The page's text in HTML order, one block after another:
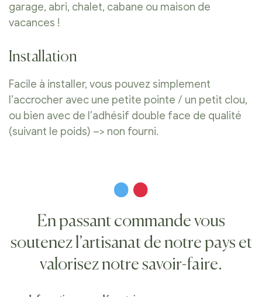
garage, abri, chalet, cabane ou maison de
vacances !
Installation
Facile à installer, vous pouvez simplement
l’accrocher avec une petite pointe / un petit clou,
ou bien avec de l’adhésif double face de qualité
(suivant le poids) –> non fourni.
En passant commande vous
soutenez l’artisanat de notre pays et
valorisez notre savoir-faire.